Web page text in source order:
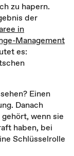
zu hapern.
der
in
Management
es:
Einen
Danach
wenn sie
haben, bei
Schlüsselrolle